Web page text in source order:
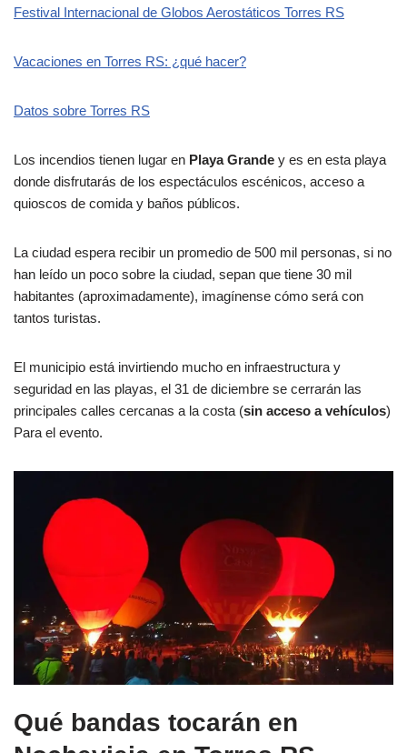
Festival Internacional de Globos Aerostáticos Torres RS
Vacaciones en Torres RS: ¿qué hacer?
Datos sobre Torres RS
Los incendios tienen lugar en Playa Grande y es en esta playa
donde disfrutarás de los espectáculos escénicos, acceso a
quioscos de comida y baños públicos.
La ciudad espera recibir un promedio de 500 mil personas, si no
han leído un poco sobre la ciudad, sepan que tiene 30 mil
habitantes (aproximadamente), imagínense cómo será con
tantos turistas.
El municipio está invirtiendo mucho en infraestructura y
seguridad en las playas, el 31 de diciembre se cerrarán las
principales calles cercanas a la costa (sin acceso a vehículos)
Para el evento.
Qué bandas tocarán en